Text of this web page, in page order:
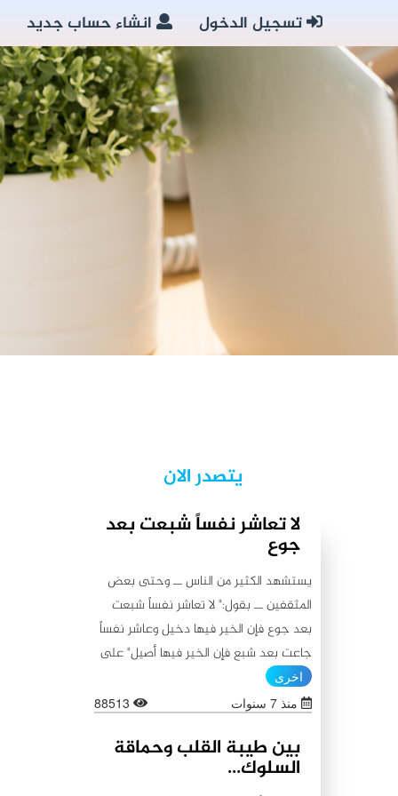
تسجيل الدخول انشاء حساب جديد
يتصدر الان
لا تعاشر نفساً شبعت بعد
جوع
يستشهد الكثير من الناس ــ وحتى بعض
المثقفين ــ بقول:" لا تعاشر نفساً شبعت
بعد جوع فإن الخير فيها دخيل وعاشر نفساً
جاعت بعد شبع فإن الخير فيها أصيل" على
أنه من أقوال أمير المؤمنين علي (عليه
السلام)، كما يستشهدون أيضاً بقولٍ آخر
الأول من حيث المعنى:"اطلبوا الخير من
بطون شبعت ثم جاعت لأن الخير فيها باق،
اخرى
منذ 7 سنوات
88513
بين طيبة القلب وحماقة
السلوك...